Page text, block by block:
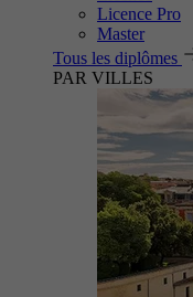
Licence Pro
Master
Tous les diplômes
PAR VILLES